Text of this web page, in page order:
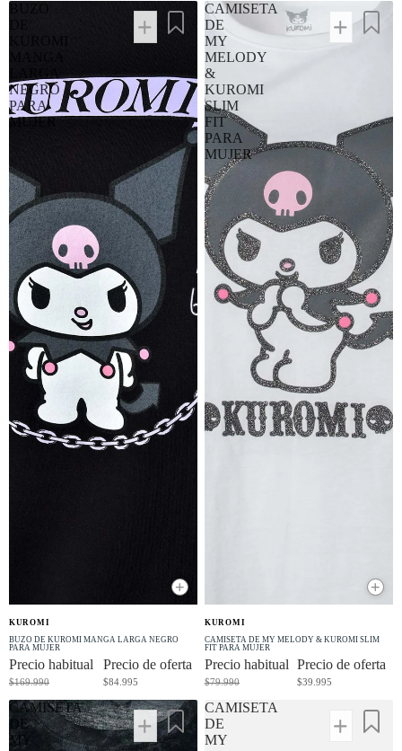
BUZO
DE
KUROMI
LARGA
NEGRO
PARA
MUJER
-50% OFF
+
KUROMI
BUZO DE KUROMI MANGA LARGA NEGRO
PARA MUJER
Precio de oferta
$84.995
Precio habitual
$169.990
CAMISETA
DE
MY
MELODY
&
KUROMI
SLIM
FIT
PARA
MUJER
-50% OFF
+
KUROMI
CAMISETA DE MY MELODY & KUROMI SLIM
FIT PARA MUJER
Precio de oferta
$39.995
Precio habitual
$79.990
CAMISETA
DE
MY
CAMISETA
DE
MY